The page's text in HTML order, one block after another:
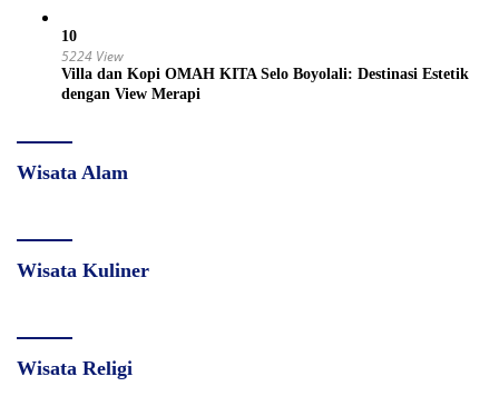
10
5224 View
Villa dan Kopi OMAH KITA Selo Boyolali: Destinasi Estetik
dengan View Merapi
Wisata Alam
Wisata Kuliner
Wisata Religi